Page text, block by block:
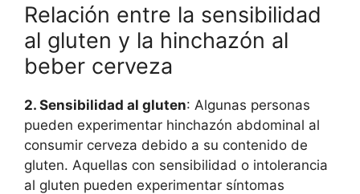
Relación entre la sensibilidad
al gluten y la hinchazón al
beber cerveza
2. Sensibilidad al gluten: Algunas personas
pueden experimentar hinchazón abdominal al
consumir cerveza debido a su contenido de
gluten. Aquellas con sensibilidad o intolerancia
al gluten pueden experimentar síntomas